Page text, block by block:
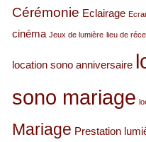
Cérémonie Eclairage
cinéma Jeux de lumière lieu de
location sono anniversaire
sono mariage
Mariage Prestation